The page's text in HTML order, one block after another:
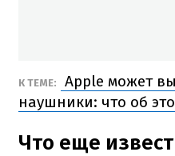
К ТЕМЕ:
Apple может
наушники: что об
Что еще